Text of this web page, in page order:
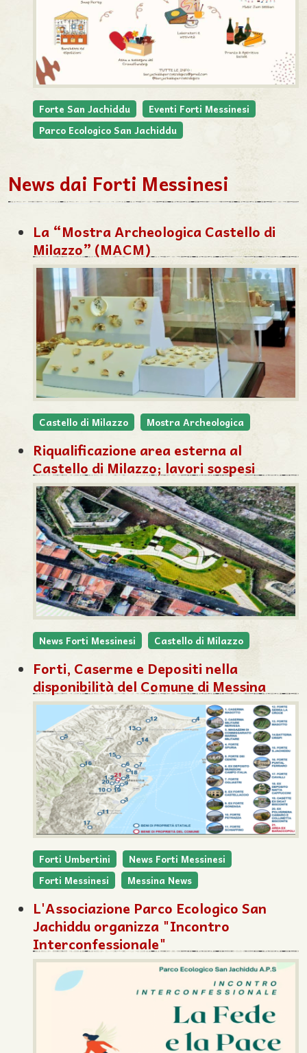
Forte San Jachiddu
Eventi Forti Messinesi
Parco Ecologico San Jachiddu
News dai Forti Messinesi
La “Mostra Archeologica Castello di
Milazzo” (MACM)
Castello di Milazzo Mostra Archeologica
Riqualificazione area esterna al
Castello di Milazzo; lavori sospesi
News Forti Messinesi Castello di Milazzo
Forti, Caserme e Depositi nella
disponibilità del Comune di Messina
Forti Umbertini
News Forti Messinesi
Forti Messinesi
Messina News
L'Associazione Parco Ecologico San
Jachiddu organizza "Incontro
Interconfessionale"